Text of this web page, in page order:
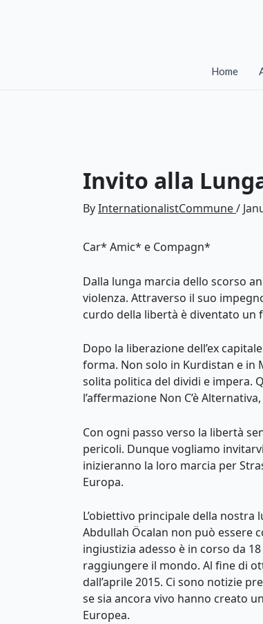
Home
Invito alla
ByInternationalistCommune/
Car* Amic* e Compagn*
Dalla lunga marcia dello scorso
violenza. Attraverso il suo
curdo della libertà è diventato un
Dopo la liberazione dell’ex
forma. Non solo in Kurdistan e in
solita politica del dividi e impera.
l’affermazione Non C’è
Con ogni passo verso la libertà
pericoli. Dunque vogliamo
inizieranno la loro marcia per
Europa.
L’obiettivo principale della nostra
Abdullah Öcalan non può essere
ingiustizia adesso è in corso da
raggiungere il mondo. Al fine di
dall’aprile 2015. Ci sono notizie
se sia ancora vivo hanno creato
Europea.